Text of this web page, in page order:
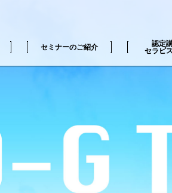
セミナーのご紹介
認定
セラピ